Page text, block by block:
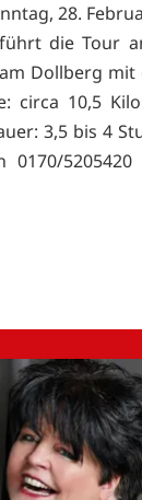
28.
die Tour
Dollberg mit
circa 10,5
3,5 bis 4
0170/